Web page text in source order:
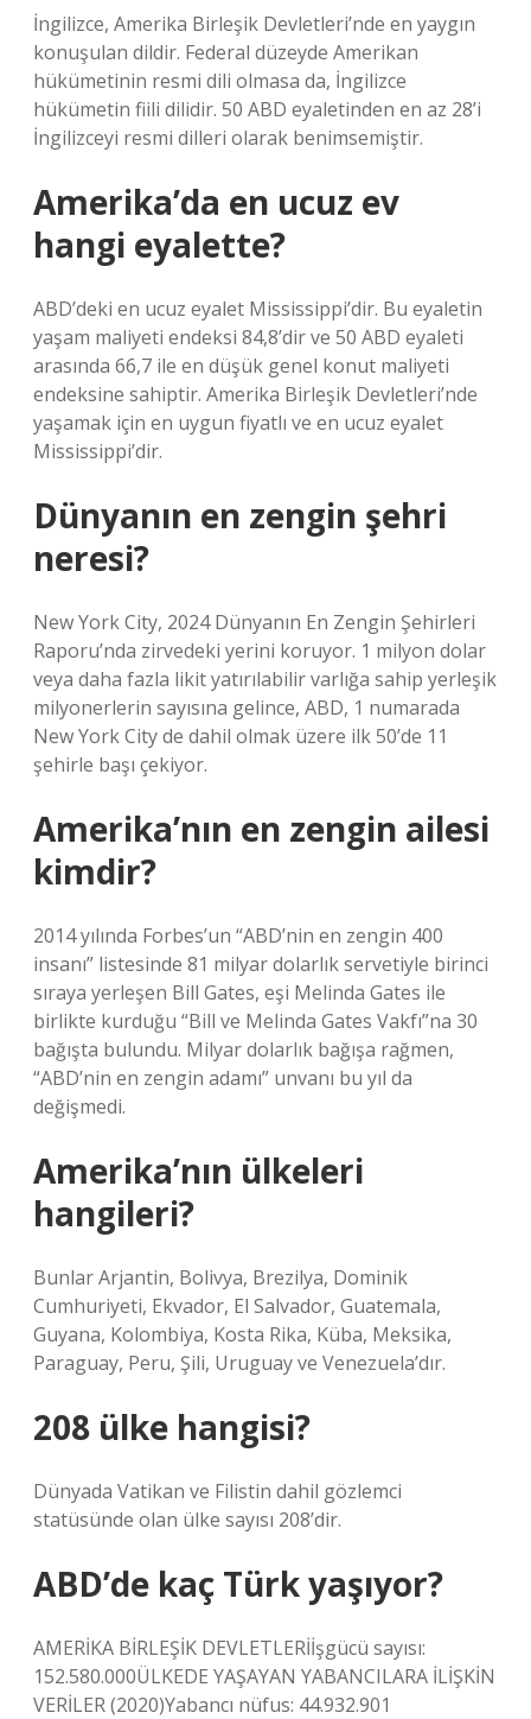
İngilizce, Amerika Birleşik Devletleri’nde en yaygın
konuşulan dildir. Federal düzeyde Amerikan
hükümetinin resmi dili olmasa da, İngilizce
hükümetin fiili dilidir. 50 ABD eyaletinden en az 28’i
İngilizceyi resmi dilleri olarak benimsemiştir.
Amerika’da en ucuz ev
hangi eyalette?
ABD’deki en ucuz eyalet Mississippi’dir. Bu eyaletin
yaşam maliyeti endeksi 84,8’dir ve 50 ABD eyaleti
arasında 66,7 ile en düşük genel konut maliyeti
endeksine sahiptir. Amerika Birleşik Devletleri’nde
yaşamak için en uygun fiyatlı ve en ucuz eyalet
Mississippi’dir.
Dünyanın en zengin şehri
neresi?
New York City, 2024 Dünyanın En Zengin Şehirleri
Raporu’nda zirvedeki yerini koruyor. 1 milyon dolar
veya daha fazla likit yatırılabilir varlığa sahip yerleşik
milyonerlerin sayısına gelince, ABD, 1 numarada
New York City de dahil olmak üzere ilk 50’de 11
şehirle başı çekiyor.
Amerika’nın en zengin ailesi
kimdir?
2014 yılında Forbes’un “ABD’nin en zengin 400
insanı” listesinde 81 milyar dolarlık servetiyle birinci
sıraya yerleşen Bill Gates, eşi Melinda Gates ile
birlikte kurduğu “Bill ve Melinda Gates Vakfı”na 30
bağışta bulundu. Milyar dolarlık bağışa rağmen,
“ABD’nin en zengin adamı” unvanı bu yıl da
değişmedi.
Amerika’nın ülkeleri
hangileri?
Bunlar Arjantin, Bolivya, Brezilya, Dominik
Cumhuriyeti, Ekvador, El Salvador, Guatemala,
Guyana, Kolombiya, Kosta Rika, Küba, Meksika,
Paraguay, Peru, Şili, Uruguay ve Venezuela’dır.
208 ülke hangisi?
Dünyada Vatikan ve Filistin dahil gözlemci
statüsünde olan ülke sayısı 208’dir.
ABD’de kaç Türk yaşıyor?
AMERİKA BİRLEŞİK DEVLETLERİİşgücü sayısı:
152.580.000ÜLKEDE YAŞAYAN YABANCILARA İLİŞKİN
VERİLER (2020)Yabancı nüfus: 44.932.901